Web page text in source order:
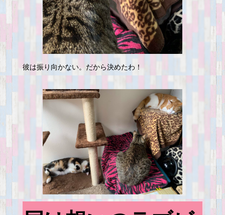
彼は振り向かない。だから決めたわ！